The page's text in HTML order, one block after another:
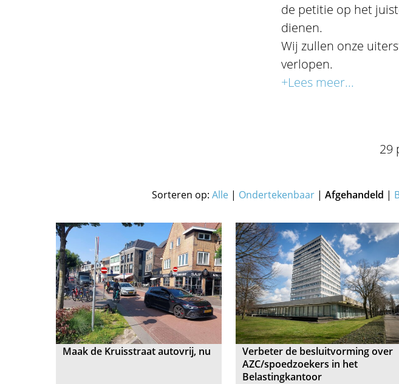
de petitie op het
dienen.
Wij zullen onze
verlopen.
+Lees meer...
29
Sorteren op: Alle | Ondertekenbaar | Afgehandeld |
Maak de Kruisstraat autovrij, nu
Verbeter de besluitvorming over
AZC/spoedzoekers in het
Belastingkantoor